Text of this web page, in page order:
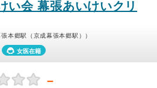
い会 幕張あいけいクリ
本郷駅（京成幕張本郷駅））
女医在籍
－